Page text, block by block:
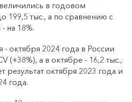
в годовом
199,5 тыс., а по сравнению с
на 18%.
- октября 2024 года в России
(+38%), а в октябре - 16,2 тыс.,
результат октября 2023 года и
года.